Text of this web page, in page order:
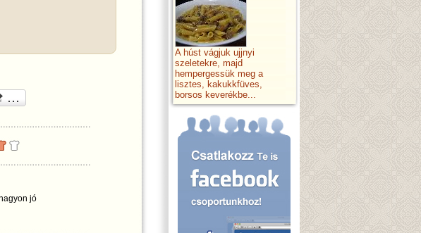
jó
A húst vágjuk ujjnyi
szeletekre, majd
hempergessük meg a
lisztes, kakukkfüves,
borsos keverékbe...